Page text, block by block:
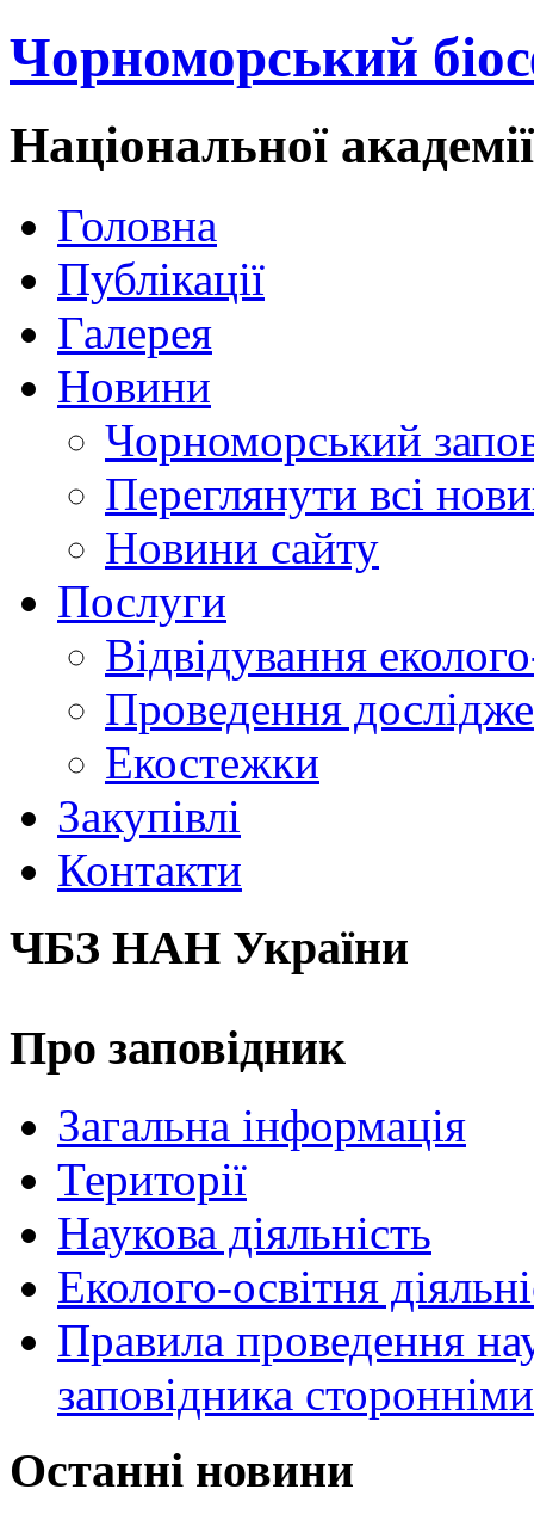
Чорноморський
Національної
Головна
Публікації
Галерея
Новини
Чорноморський
Переглянути всі
Новини сайту
Послуги
Відвідування
Проведення
Екостежки
Закупівлі
Контакти
ЧБЗ НАН України
Про заповідник
Загальна інформація
Території
Наукова діяльність
Еколого-освітня
Правила проведення
заповідника
Останні новини